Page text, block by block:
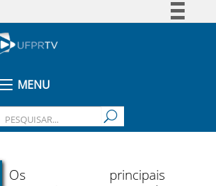
Legislação
MENU
Os principais